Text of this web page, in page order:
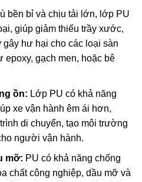
bền bỉ và chịu tải lớn, lớp PU
giúp giảm thiểu trầy xước,
gây hư hại cho các loại sàn
epoxy, gạch men, hoặc bê
ồn: Lớp PU có khả năng
xe vận hành êm ái hơn,
di chuyển, tạo môi trường
người vận hành.
mỡ: PU có khả năng chống
chất công nghiệp, dầu mỡ và